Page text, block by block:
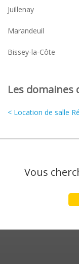
Juillenay
Marandeuil
Bissey-la-Côte
Les domaines
< Location de salle
Vous